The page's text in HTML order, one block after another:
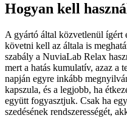
Hogyan kell
A gyártó által közvetlenül ígért
követni kell az általa is
szabály a NuviaLab Relax
mert a hatás kumulatív, azaz a
napján egyre inkább
kapszula, és a legjobb, ha
együtt fogyasztjuk. Csak ha
szedésének rendszerességét,